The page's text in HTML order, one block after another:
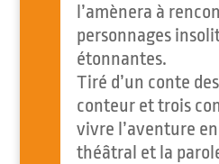
l’amènera à
personnages
étonnantes.
Tiré d’un conte
conteur et trois
vivre l’aventure
théâtral et la